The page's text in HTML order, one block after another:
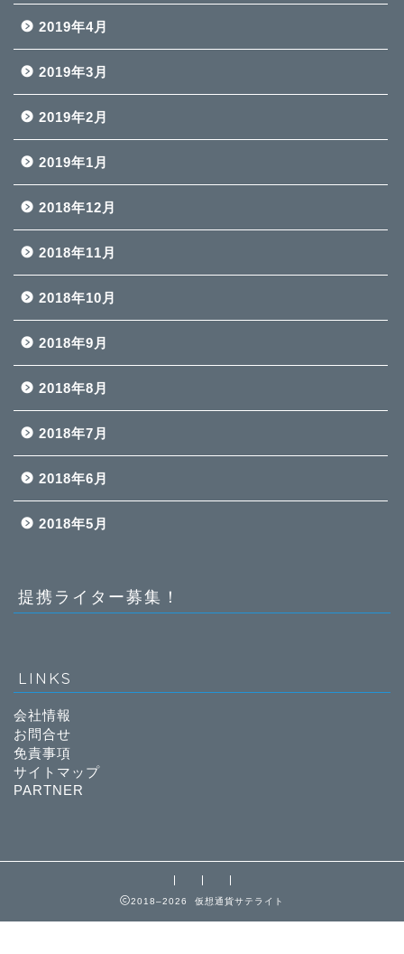
2019年4月
2019年3月
2019年2月
2019年1月
2018年12月
2018年11月
2018年10月
2018年9月
2018年8月
2018年7月
2018年6月
2018年5月
提携ライター募集！
LINKS
会社情報
お問合せ
免責事項
サイトマップ
PARTNER
2018–2026 仮想通貨サテライト